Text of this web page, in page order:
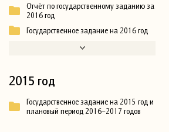
Отчёт по государственному заданию за
2016 год
Государственное задание на 2016 год
2015 год
Государственное задание на 2015 год и
плановый период 2016–2017 годов